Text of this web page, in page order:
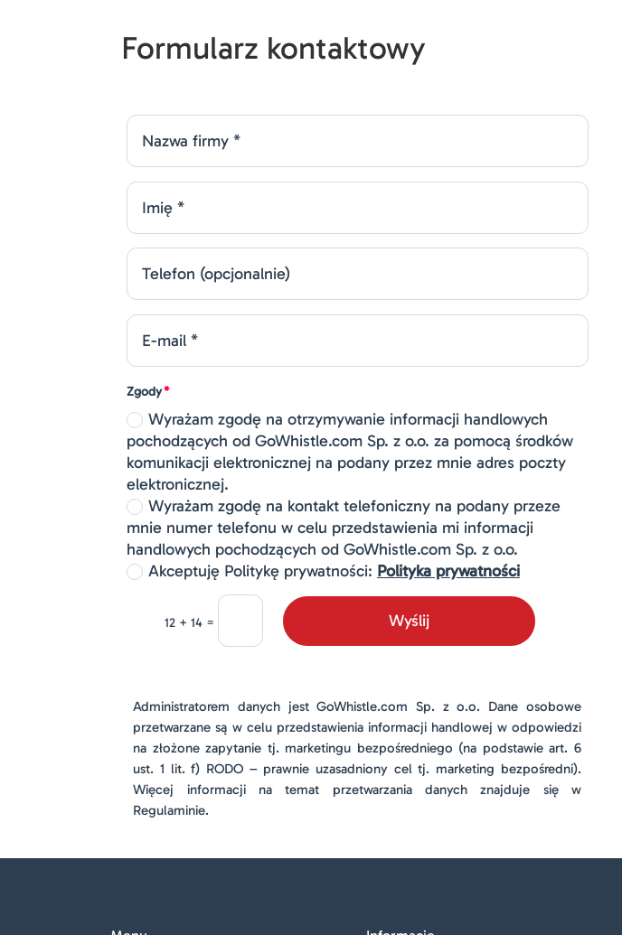
Formularz kontaktowy
Zgody
Wyrażam zgodę na otrzymywanie informacji handlowych
pochodzących od GoWhistle.com Sp. z o.o. za pomocą środków
komunikacji elektronicznej na podany przez mnie adres poczty
elektronicznej.
Wyrażam zgodę na kontakt telefoniczny na podany przeze
mnie numer telefonu w celu przedstawienia mi informacji
handlowych pochodzących od GoWhistle.com Sp. z o.o.
Akceptuję Politykę prywatności: Polityka prywatności
12 + 14 = Wyślij
Administratorem danych jestGoWhistle.com Sp. z o.o. Dane osobowe
przetwarzane są w celu przedstawienia informacji handlowej w odpowiedzi
na złożone zapytanie tj. marketingu bezpośredniego (na podstawie art. 6
ust. 1 lit. f) RODO – prawnie uzasadniony cel tj. marketing bezpośredni).
Więcej informacji na temat przetwarzania danych znajduje się w
Regulaminie.